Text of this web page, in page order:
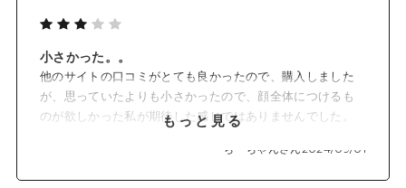
小さかった。。
他のサイトの口コミがとても良かったので、購入しました
が、思っていたよりも小さかったので、顔全体につけるも
のが欲しかった私が期待した感じではありませんでした。
もっと見る
ちーちゃんさん2024/09/01